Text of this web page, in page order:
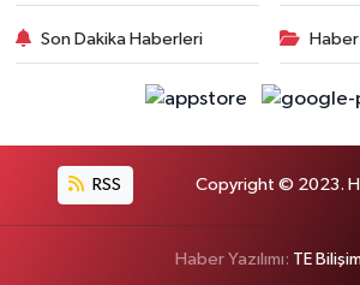
Son Dakika Haberleri
RSS Copyright © 2023.
Haber Yazılımı: TE